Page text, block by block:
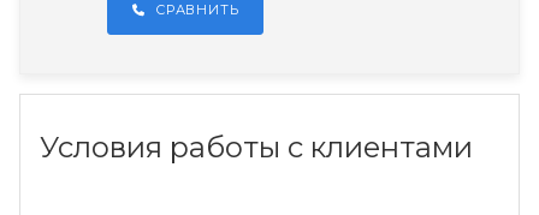
СРАВНИТЬ
Условия работы с клиентами